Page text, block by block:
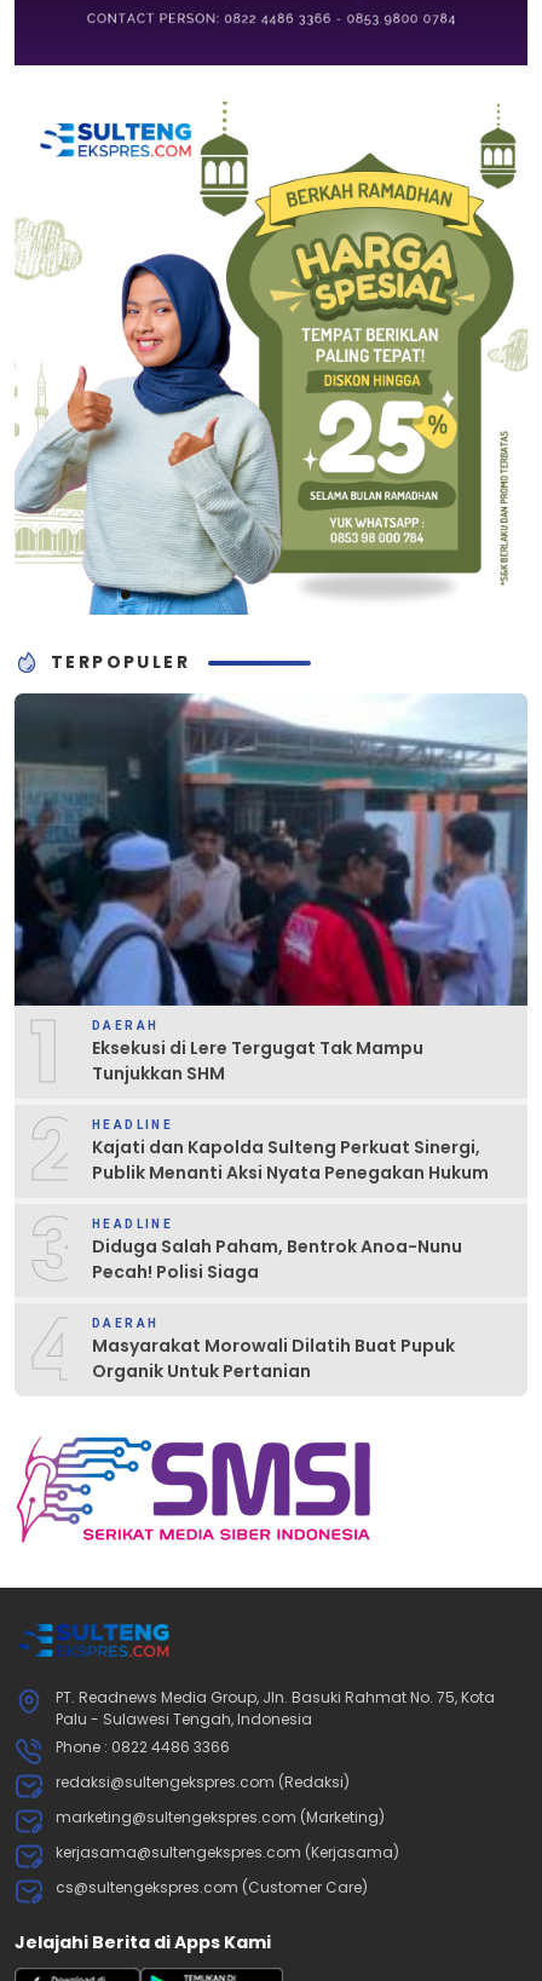
TERPOPULER
1 DAERAH
Eksekusi di Lere Tergugat Tak Mampu
Tunjukkan SHM
2 HEADLINE
Kajati dan Kapolda Sulteng Perkuat Sinergi,
Publik Menanti Aksi Nyata Penegakan Hukum
3 HEADLINE
Diduga Salah Paham, Bentrok Anoa-Nunu
Pecah! Polisi Siaga
4 DAERAH
Masyarakat Morowali Dilatih Buat Pupuk
Organik Untuk Pertanian
PT. Readnews Media Group, Jln. Basuki Rahmat No. 75, Kota
Palu - Sulawesi Tengah, Indonesia
Phone : 0822 4486 3366
redaksi@sultengekspres.com (Redaksi)
marketing@sultengekspres.com (Marketing)
kerjasama@sultengekspres.com (Kerjasama)
cs@sultengekspres.com (Customer Care)
Jelajahi Berita di Apps Kami